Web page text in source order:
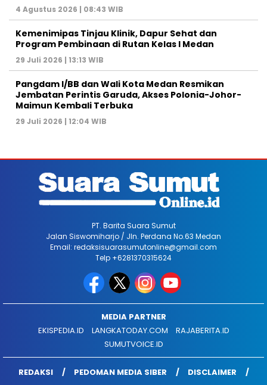
4 Agustus 2026 | 08:43 WIB
Kemenimipas Tinjau Klinik, Dapur Sehat dan
Program Pembinaan di Rutan Kelas I Medan
29 Juli 2026 | 13:13 WIB
Pangdam I/BB dan Wali Kota Medan Resmikan
Jembatan Perintis Garuda, Akses Polonia-Johor-
Maimun Kembali Terbuka
29 Juli 2026 | 12:04 WIB
PT. Barita Suara Sumut
Jalan Siswomiharjo / Jln. Perdana No.63 Medan
Email: redaksisuarasumutonline@gmail.com
Telp +6281370315624
MEDIA PARTNER
EKISPEDIA.ID
LANGKATODAY.COM
RAJABERITA.ID
SUMUTVOICE.ID
REDAKSI PEDOMAN MEDIA SIBER
DISCLAIMER